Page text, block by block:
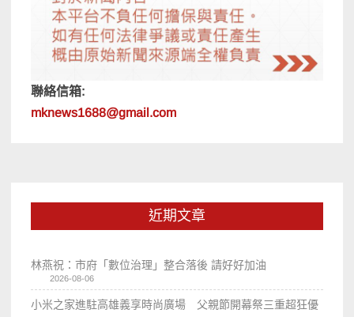
聯絡信箱:
mknews1688@gmail.com
近期文章
林燕祝：市府「數位治理」整合落後 請好好加油
2026-08-06
小米之家進駐高雄義享時尚廣場 父親節開幕祭三重超狂優